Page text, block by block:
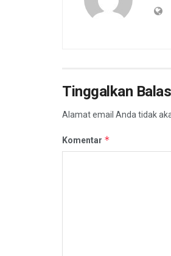
Tinggalkan
Alamat email Anda tidak
Komentar *